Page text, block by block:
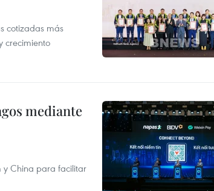
cotizadas más
crecimiento
mediante
y China para facilitar